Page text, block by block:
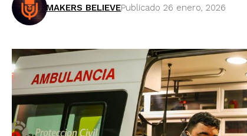
MAKERS BELIEVEPublicado 26 enero, 2026